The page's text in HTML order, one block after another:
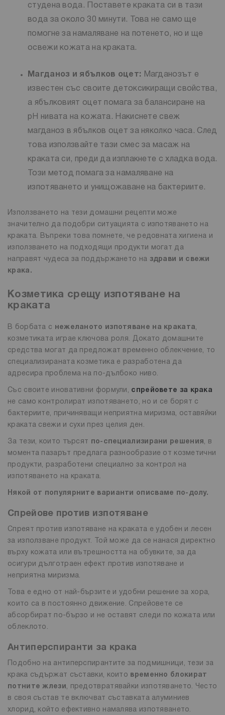
студена вода. Поставете краката си в тази
вода за около 30 минути. Това не само ще
помогне за намаляване на потенето, но и ще
освежи кожата на краката.
Магданоз и ябълков оцет: Магданозът е
известен със своите детоксикиращи свойства,
а ябълковият оцет помага за балансиране на
pH нивата на кожата. Накиснете свеж
магданоз в ябълков оцет за няколко часа. След
това използвайте тази смес за масаж на
краката си, преди да изплакнете с хладка вода.
Този метод помага за намаляване на
изпотяването и унищожаване на бактериите.
Използването на тези домашни рецепти може
значително да подобри ситуацията с изпотяването на
краката. Въпреки това помнете, че редовната хигиена и
използването на подходящи продукти могат да
направят чудеса за поддържането на здрави и свежи
крака.
Козметика срещу изпотяване на
краката
В борбата с нежеланото изпотяване на краката,
козметиката играе ключова роля. Докато домашните
средства могат да предложат временно облекчение, то
специализираната козметика е разработена да
адресира проблема на по-дълбоко ниво.
Със своите иновативни формули, спрейовете за крака
не само контролират изпотяването, но и се борят с
бактериите, причиняващи неприятна миризма, оставяйки
краката свежи и сухи през целия ден.
За тези, които търсят по-специализирани решения , в
момента пазарът предлага разнообразие от козметични
продукти, разработени специално за контрол на
изпотяването на краката.
Някой от популярните варианти описваме по-долу.
Спрейове против изпотяване
Спреят против изпотяване на краката е удобен и лесен
за използване продукт. Той може да се нанася директно
върху кожата или вътрешността на обувките, за да
осигури дълготраен ефект против изпотяване и
неприятна миризма.
Това е едно от най-бързите и удобни решение за хора,
които са в постоянно движение. Спрейовете се
абсорбират по-бързо и не оставят следи по кожата или
облеклото.
Антиперспиранти за крака
Подобно на антиперспирантите за подмишници, тези за
крака съдържат съставки, които
временно блокират
потните жлези , предотвратявайки изпотяването. Често
в своя състав те включват съставката алуминиев
хлорид, който ефективно намалява изпотяването.